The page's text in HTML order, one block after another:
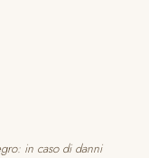
in caso di danni